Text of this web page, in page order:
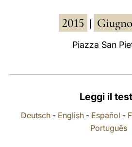
2015 Giugno
Piazza San
Leggi il
Deutsch- English- Español -
Português